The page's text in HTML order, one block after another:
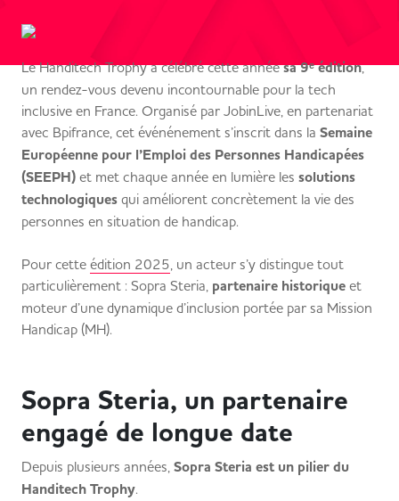
Le Handitech Trophy a célébré cette annéesa 9ᵉ édition,
un rendez-vous devenu incontournable pour la tech
inclusive en France. Organisé par JobinLive, en partenariat
avec Bpifrance, cet événénement s’inscrit dans la Semaine
Européenne pour l’Emploi des Personnes Handicapées
(SEEPH) et met chaque année en lumière les solutions
technologiques qui améliorent concrètement la vie des
personnes en situation de handicap.
Pour cette édition 2025, un acteur s’y distingue tout
particulièrement : Sopra Steria, partenaire historique et
moteur d’une dynamique d’inclusion portée par sa Mission
Handicap (MH).
Sopra Steria, un partenaire
engagé de longue date
Depuis plusieurs années, Sopra Steria est un pilier du
Handitech Trophy.